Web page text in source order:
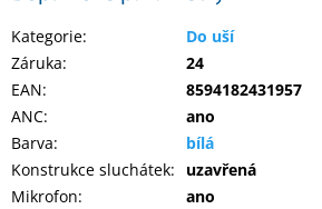
Kategorie:
Do uší
Záruka:
24
EAN:
8594182431957
ANC:
ano
Barva:
bílá
Konstrukce sluchátek:
uzavřená
Mikrofon:
ano